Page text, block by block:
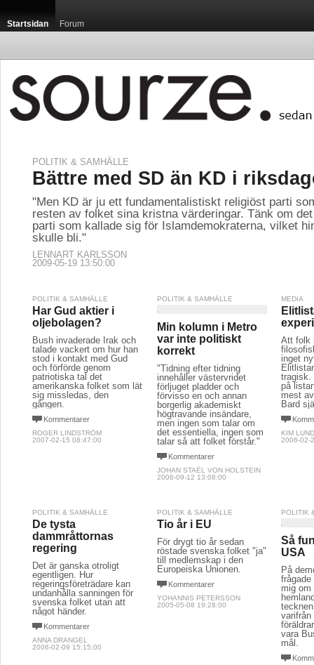
Startsidan Forum
POLITIK & SAMHÄLLE
Bättre med SD än KD i
"Men KD är ju ett fundamentalistiskt religiöst parti
resten av folket sina kristna värderingar. Tänk om
parti som kallade sig för Islamdemokraterna, vilket
skulle bli."
LENNART KARLSSON
2009-05-19 13:50:00
POLITIK & SAMHÄLLE
Har Gud aktier i
oljebolagen?
Bush invaderade Irak och
talade vackert om hur han
stod i kontakt med Gud
och förförde genom
patriotiska tal det
amerikanska folket som lät
sig missledas, den
gången.
Kommentarer
ROGER LINDSTRÖM
2007-02-15 08:47:00
POLITIK & SAMHÄLLE
Min kolumn i Metro
var inte politiskt
korrekt
"Tidning efter tidning
innehåller västervridet
förljuget pladder och
förvisso en och annan
borgerlig akademiskt
högtravande insändare,
men ingen som talar om
det essentiella, ingen som
talar så att folket förstår."
Kommentarer
JOHAN STAËL VON HOLSTEIN
2006-09-12 13:08:00
MEDIA
Att folk
inget
tragisk.
på
mest
Bard
KIM
2006-02-
POLITIK & SAMHÄLLE
De tysta
dammråttornas
regering
Det är ganska otroligt
egentligen. Hur
regeringsföreträdare kan
undanhålla sanningen för
svenska folket utan att
något händer.
Kommentarer
ANNA DRANGEL
2006-02-09 15:15:00
POLITIK & SAMHÄLLE
Tio år i EU
För drygt tio år sedan
röstade svenska folket "ja"
till medlemskap i den
Europeiska Unionen.
Kommentarer
YOHANNIS PETERSSON
2005-05-08 19:28:00
POLITIK
Så
USA
På
mig
varifrån
vara
mål.